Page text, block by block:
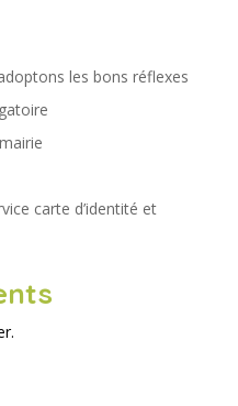
les bons réflexes
carte d’identité et